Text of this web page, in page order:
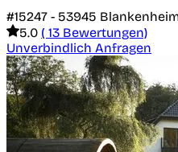
#15247 - 53945
5.0 ( 13 Bewertungen)
Unverbindlich Anfragen